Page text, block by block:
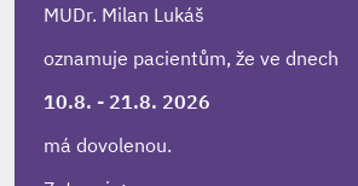
MUDr. Milan Lukáš
oznamuje pacientům, že ve dnech
10.8. - 21.8. 2026
má dovolenou.